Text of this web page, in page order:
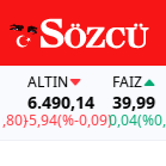
ALTIN
6.490,14
-5,94(%-0,09)
FAİZ
39,99
0,04